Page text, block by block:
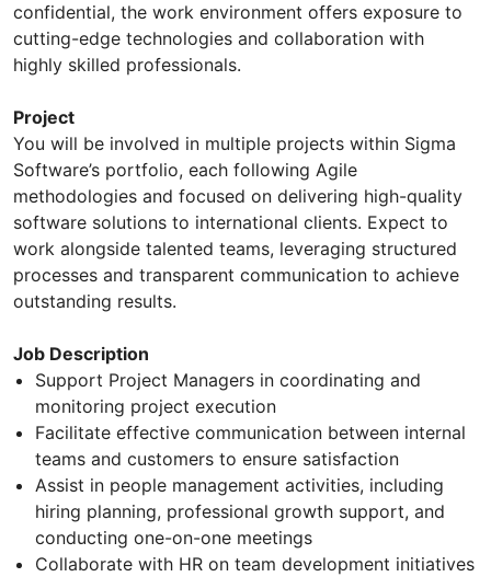
confidential, the work environment offers exposure to
cutting-edge technologies and collaboration with
highly skilled professionals.
Project
You will be involved in multiple projects within Sigma
Software’s portfolio, each following Agile
methodologies and focused on delivering high-quality
software solutions to international clients. Expect to
work alongside talented teams, leveraging structured
processes and transparent communication to achieve
outstanding results.
Job Description
Support Project Managers in coordinating and
monitoring project execution
Facilitate effective communication between internal
teams and customers to ensure satisfaction
Assist in people management activities, including
hiring planning, professional growth support, and
conducting one-on-one meetings
Collaborate with HR on team development initiatives